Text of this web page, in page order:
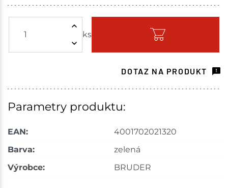
ks
Skladem na prodejně - doručení do 7 dnů
Mohelnice 1 ks
Skladové množství na prodejnách je pouze orientační.
shopu.
DOTAZ NA PRODUKT
Parametry produktu:
EAN:
4001702021320
Barva:
zelená
Výrobce:
BRUDER